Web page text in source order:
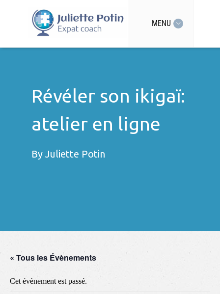
MENU
Révéler son ikigaï:
atelier en ligne
By Juliette Potin
« Tous les Évènements
Cet évènement est passé.